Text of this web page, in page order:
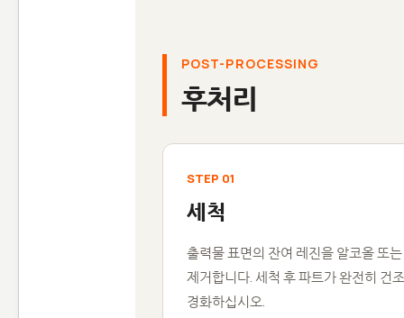
POST-PROCESSING
후처리
STEP 01
세척
출력물 표면의 잔여 레진을 알코올 또
제거합니다. 세척 후 파트가 완전히 건
경화하십시오.